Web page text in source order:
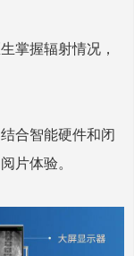
掌握辐射情况，
合智能硬件和闭
片体验。